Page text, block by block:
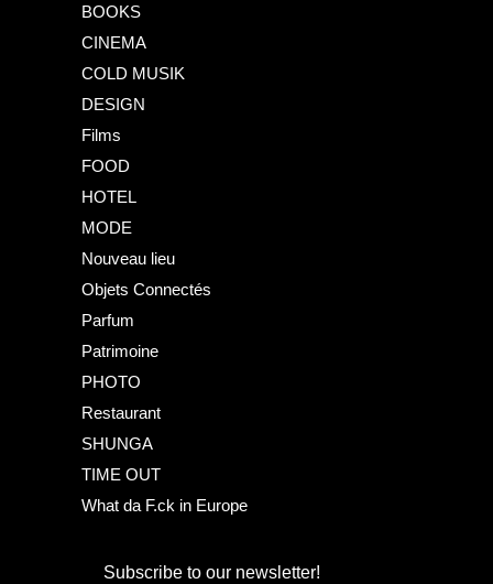
BOOKS
CINEMA
COLD MUSIK
DESIGN
Films
FOOD
HOTEL
MODE
Nouveau lieu
Objets Connectés
Parfum
Patrimoine
PHOTO
Restaurant
SHUNGA
TIME OUT
What da F.ck in Europe
Subscribe to our newsletter!